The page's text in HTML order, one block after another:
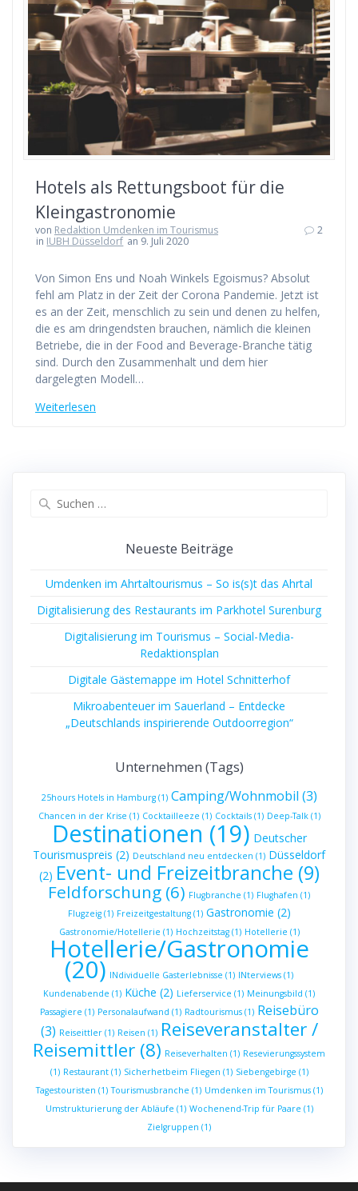
Hotels als Rettungsboot für die
Kleingastronomie
von Redaktion Umdenken im Tourismus
in IUBH Düsseldorf an 9. Juli 2020
2
Von Simon Ens und Noah Winkels Egoismus? Absolut
fehl am Platz in der Zeit der Corona Pandemie. Jetzt ist
es an der Zeit, menschlich zu sein und denen zu helfen,
die es am dringendsten brauchen, nämlich die kleinen
Betriebe, die in der Food and Beverage-Branche tätig
sind. Durch den Zusammenhalt und dem hier
dargelegten Modell…
Weiterlesen
Neueste Beiträge
Umdenken im Ahrtaltourismus – So is(s)t das Ahrtal
Digitalisierung des Restaurants im Parkhotel Surenburg
Digitalisierung im Tourismus – Social-Media-
Redaktionsplan
Digitale Gästemappe im Hotel Schnitterhof
Mikroabenteuer im Sauerland – Entdecke
„Deutschlands inspirierende Outdoorregion“
Unternehmen (Tags)
25hours Hotels in Hamburg(1) Camping/Wohnmobil(3)
Chancen in der Krise (1) Cocktailleeze (1) Cocktails(1) Deep-Talk(1)
Destinationen (19) Deutscher
Tourismuspreis (2) Deutschland neu entdecken (1) Düsseldorf
(2) Event- und Freizeitbranche (9)
Feldforschung (6) Flugbranche (1) Flughafen (1)
Flugzeig(1) Freizeitgestaltung(1) Gastronomie (2)
Gastronomie/Hotellerie (1) Hochzeitstag(1) Hotellerie (1)
Hotellerie/Gastronomie
(20) INdividuelle Gasterlebnisse (1) INterviews (1)
Kundenabende (1) Küche (2) Lieferservice (1) Meinungsbild (1)
Passagiere (1) Personalaufwand (1) Radtourismus(1) Reisebüro
(3) Reiseittler(1) Reisen (1) Reiseveranstalter /
Reisemittler (8) Reiseverhalten (1) Resevierungssystem
(1) Restaurant(1) Sicherhetbeim Fliegen (1) Siebengebirge (1)
Tagestouristen (1) Tourismusbranche (1) Umdenken im Tourismus(1)
Umstrukturierung der Abläufe (1) Wochenend-Trip für Paare (1)
Zielgruppen (1)